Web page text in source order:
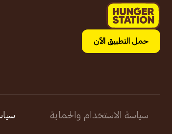
حمل التطبيق الآن
سياسة الاستخدام والحماية